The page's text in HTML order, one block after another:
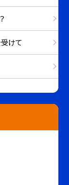
けて